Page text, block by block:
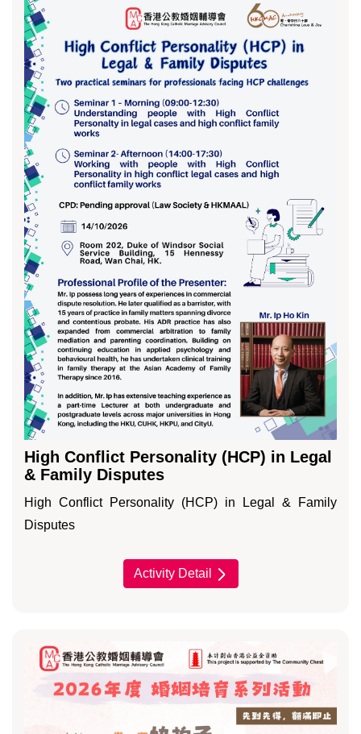
High Conflict Personality (HCP) in Legal
& Family Disputes
High Conflict Personality (HCP) in Legal & Family
Disputes
Activity Detail